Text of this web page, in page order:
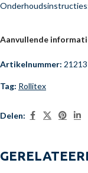
Aanvullende
Artikelnummer:
Tag: Rollitex
Delen: